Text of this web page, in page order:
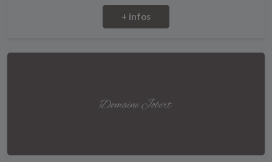
+ infos